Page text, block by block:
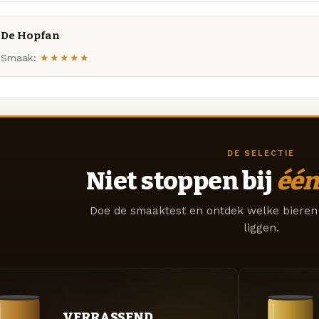
De Hopfan
Smaak: ★★★★★
DE SELECTIE
Niet stoppen bij één
Doe de smaaktest en ontdek welke
liggen.